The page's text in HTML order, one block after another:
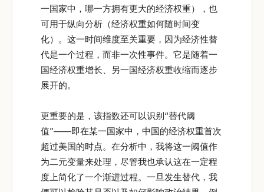
一国家中，哪一方拥有更大的经济权重），也
可用于纵向分析（经济权重如何随时间变
化）。这一时间维度至关重要，因为经济性替
代是一个过程，而非一次性事件。它是随着一
国经济权重增长、另一国经济权重收缩而逐步
展开的。
更重要的是，该指数还可以识别“替代阈
值”——即在某一国家中，中国的经济权重首次
超过美国的时点。在分析中，我将这一阈值作
为二元变量来处理，尽管我也承认这在一定程
度上简化了一个渐进过程。一旦发生替代，我